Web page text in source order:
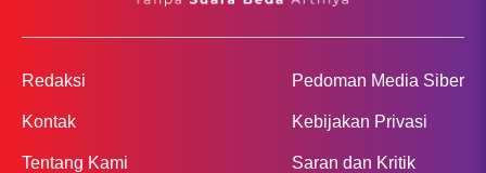
Redaksi
Kontak
Tentang Kami
Pedoman Media Siber
Kebijakan Privasi
Saran dan Kritik